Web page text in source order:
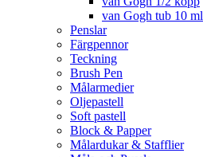
van Gogh tub 10 ml
Penslar
Färgpennor
Teckning
Brush Pen
Målarmedier
Oljepastell
Soft pastell
Block & Papper
Målardukar & Stafflier